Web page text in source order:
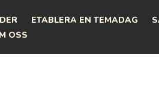
ETABLERA EN TEMADAG
OSS